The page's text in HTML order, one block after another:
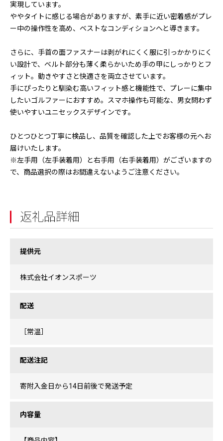
実現しています。
ややタイトに感じる場合がありますが、素手に近い密着感がプレ
ー中の操作性を高め、ベストなコンディションへと導きます。
さらに、手首の面ファスナーは剥がれにくく服に引っかかりにく
い設計で、ベルト部分も薄く柔らかいため手の甲にしっかりとフ
ィット。動きやすさと快適さを両立させています。
手にぴったりと馴染む高いフィット感と機能性で、プレーに集中
したいゴルファーにおすすめ。スマホ操作も可能な、男女問わず
使いやすいユニセックスデザインです。
ひとつひとつ丁寧に検品し、品質を確認した上でお客様の元へお
届けいたします。
※左手用（左手装着用）と右手用（右手装着用）がございますの
で、商品選択の際はお間違えないようご注意ください。
返礼品詳細
提供元
株式会社イオンスポーツ
配送
［常温］
配送注記
寄附入金日から14日前後で発送予定
内容量